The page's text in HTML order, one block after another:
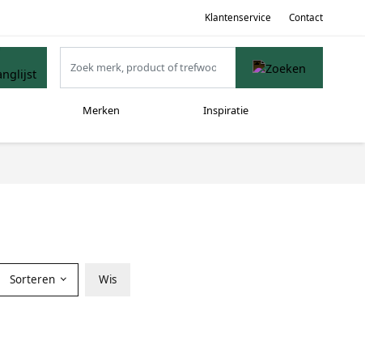
Klantenservice Contact
Merken Inspiratie
Sorteren Wis